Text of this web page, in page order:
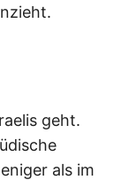
geht.
als im